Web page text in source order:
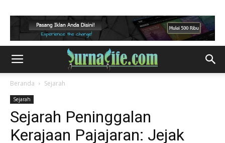
Beranda Sejarah
Sejarah
Sejarah Peninggalan
Kerajaan Pajajaran: Jejak